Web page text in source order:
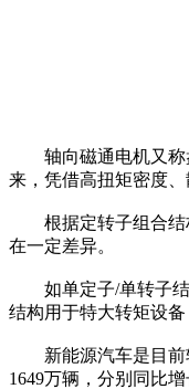
轴向磁通电机又称盘
来，凭借高扭矩密度
根据定转子组合结构
在一定差异。
如单定子/单转子结
结构用于特大转矩设
新能源汽车是目前轴
1649万辆，分别同比